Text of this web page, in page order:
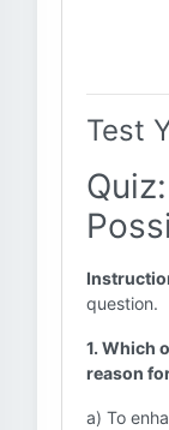
Test
question.
1. Which
reason
a) To